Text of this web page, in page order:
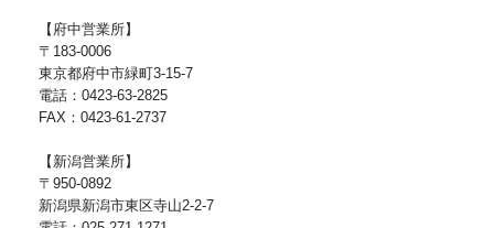
【府中営業所】
〒183-0006
東京都府中市緑町3-15-7
電話：0423-63-2825
FAX：0423-61-2737
【新潟営業所】
〒950-0892
新潟県新潟市東区寺山2-2-7